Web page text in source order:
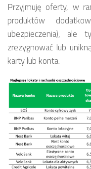
Przyjmuję oferty, w
produktów
ubezpieczenia),
zrezygnować lub
karty lub konta.